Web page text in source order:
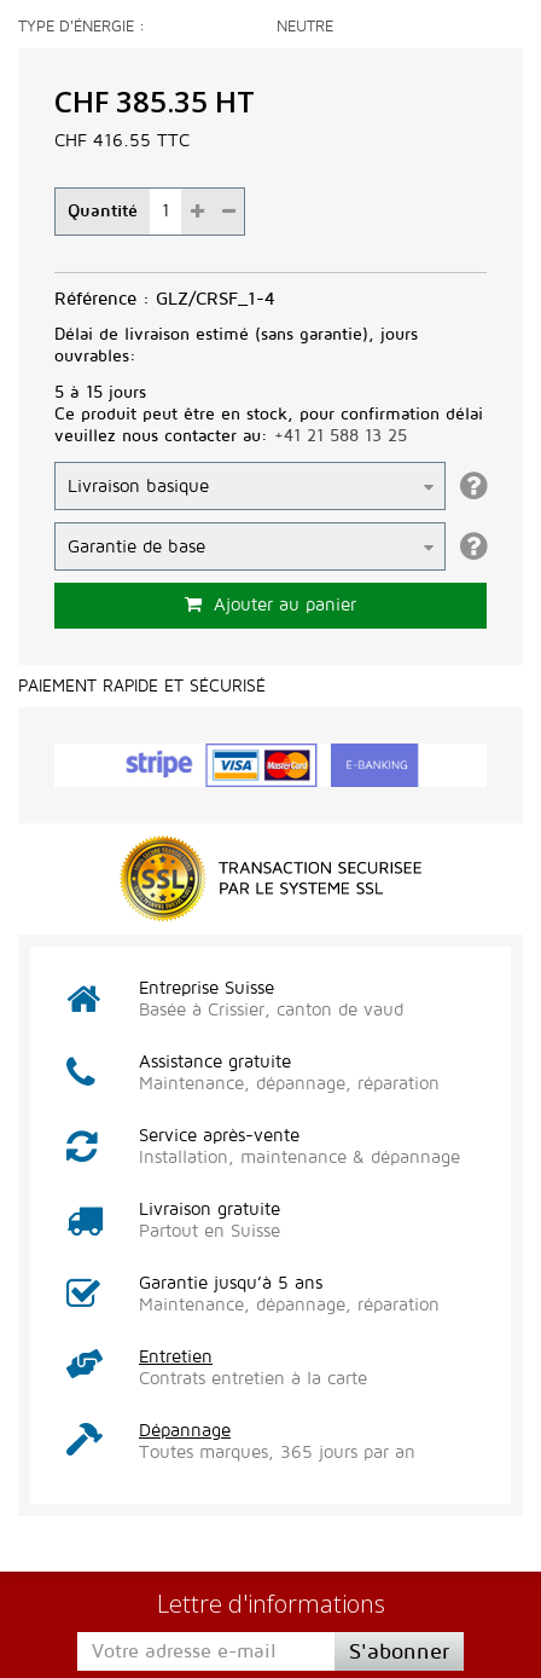
TYPE D'ÉNERGIE NEUTRE
Quantité
CHF 385.35 HT
CHF 416.55 TTC
Référence : GLZ/CRSF_1-4
Délai de livraison estimé (sans garantie), jours
ouvrables:
5 à 15 jours
Ce produit peut être en stock, pour confirmation délai
veuillez nous contacter au: +41 21 588 13 25
Ajouter au panier
PAIEMENT RAPIDE ET SÉCURISÉ
Entreprise Suisse
Basée à Crissier, canton de vaud
Assistance gratuite
Maintenance, dépannage, réparation
Service après-vente
Installation, maintenance & dépannage
Livraison gratuite
Partout en Suisse
Garantie jusqu’à 5 ans
Maintenance, dépannage, réparation
Entretien
Contrats entretien à la carte
Dépannage
Toutes marques, 365 jours par an
Lettre d'informations
S'abonner